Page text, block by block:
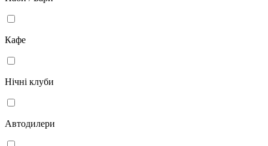
Кафе
Нічні клуби
Автодилери